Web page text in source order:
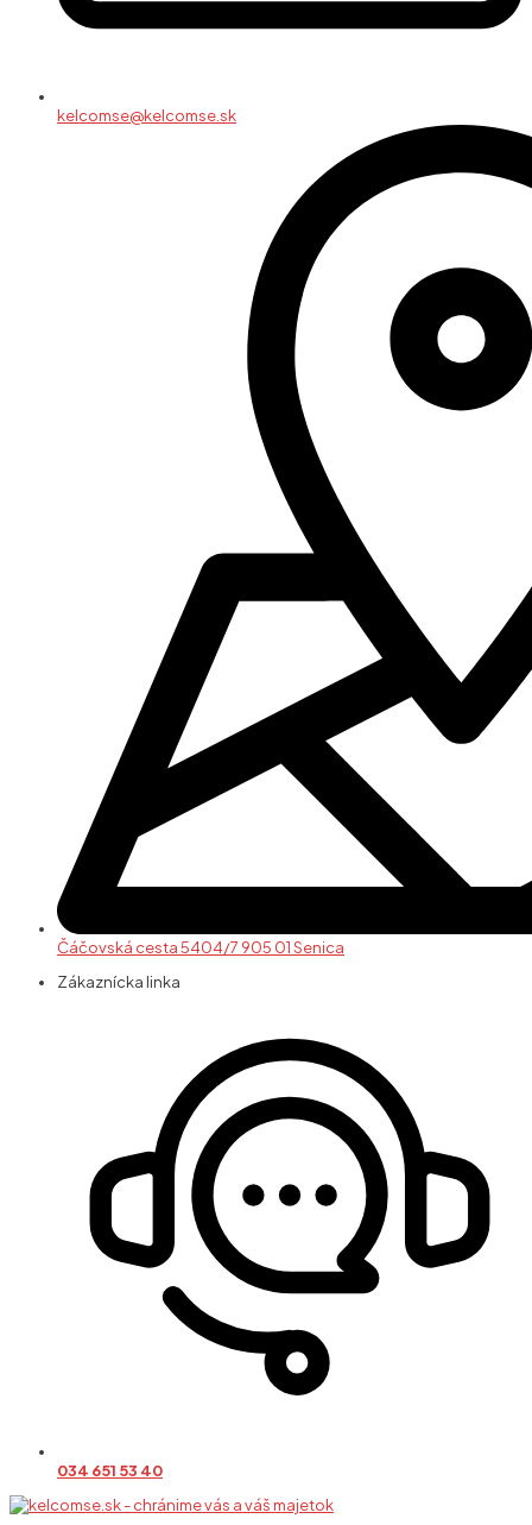
kelcomse@kelcomse.sk
Čáčovská cesta 5404/7 905 01 Senica
Zákaznícka linka
034 651 53 40